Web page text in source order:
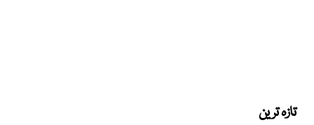
تازہ ترین